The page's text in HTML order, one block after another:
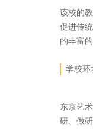
该校的
促进传
的丰富
学校环
东京艺
研、做